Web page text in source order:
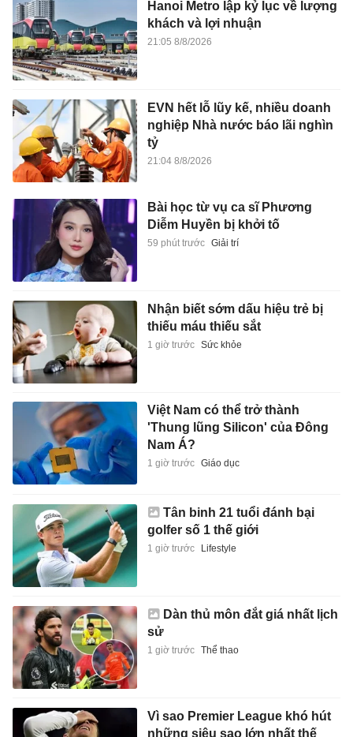
Hanoi Metro lập kỷ lục về lượng
khách và lợi nhuận
21:05 8/8/2026
EVN hết lỗ lũy kế, nhiều doanh
nghiệp Nhà nước báo lãi nghìn
tỷ
21:04 8/8/2026
Bài học từ vụ ca sĩ Phương
Diễm Huyền bị khởi tố
59 phút trước Giải trí
Nhận biết sớm dấu hiệu trẻ bị
thiếu máu thiếu sắt
1 giờ trước Sức khỏe
Việt Nam có thể trở thành
'Thung lũng Silicon' của Đông
Nam Á?
1 giờ trước Giáo dục
Tân binh 21 tuổi đánh bại
golfer số 1 thế giới
1 giờ trước Lifestyle
Dàn thủ môn đắt giá nhất lịch
sử
1 giờ trước Thể thao
Vì sao Premier League khó hút
những siêu sao lớn nhất thế